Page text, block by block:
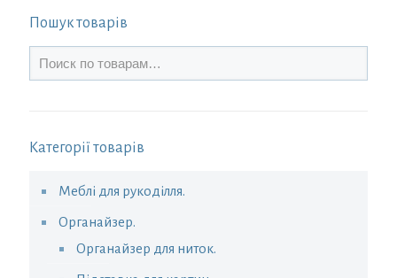
Пошук товарів
Категорії товарів
Меблі для рукоділля.
Органайзер.
Органайзер для ниток.